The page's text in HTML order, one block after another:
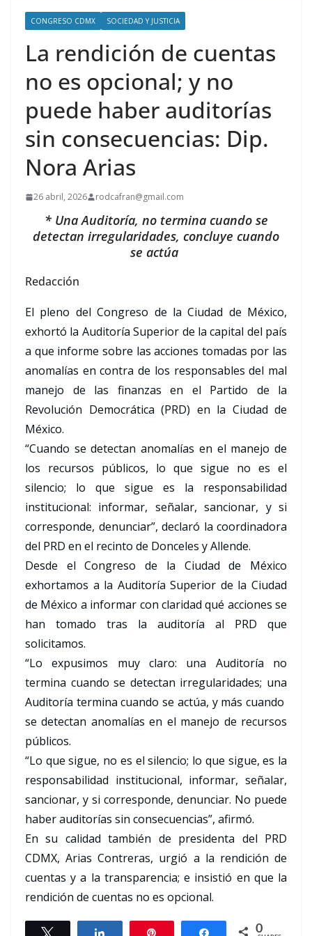
CONGRESO CDMX SOCIEDAD Y JUSTICIA
La rendición de cuentas
no es opcional; y no
puede haber auditorías
sin consecuencias: Dip.
Nora Arias
26 abril, 2026 rodcafran@gmail.com
* Una Auditoría, no termina cuando se
detectan irregularidades, concluye cuando
se actúa
Redacción
El pleno del Congreso de la Ciudad de México,
exhortó la Auditoría Superior de la capital del país
a que informe sobre las acciones tomadas por las
anomalías en contra de los responsables del mal
manejo de las finanzas en el Partido de la
Revolución Democrática (PRD) en la Ciudad de
México.
“Cuando se detectan anomalías en el manejo de
los recursos públicos, lo que sigue no es el
silencio; lo que sigue es la responsabilidad
institucional: informar, señalar, sancionar, y si
corresponde, denunciar”, declaró la coordinadora
del PRD en el recinto de Donceles y Allende.
Desde el Congreso de la Ciudad de México
exhortamos a la Auditoría Superior de la Ciudad
de México a informar con claridad qué acciones se
han tomado tras la auditoría al PRD que
solicitamos.
“Lo expusimos muy claro: una Auditoría no
termina cuando se detectan irregularidades; una
Auditoría termina cuando se actúa, y más cuando
se detectan anomalías en el manejo de recursos
públicos.
“Lo que sigue, no es el silencio; lo que sigue, es la
responsabilidad institucional, informar, señalar,
sancionar, y si corresponde, denunciar. No puede
haber auditorías sin consecuencias”, afirmó.
En su calidad también de presidenta del PRD
CDMX, Arias Contreras, urgió a la rendición de
cuentas y a la transparencia; e insistió en que la
rendición de cuentas no es opcional.
Share 0